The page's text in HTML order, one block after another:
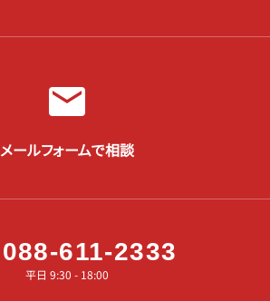
メールフォームで相談
088-611-2333
平日 9:30 - 18:00